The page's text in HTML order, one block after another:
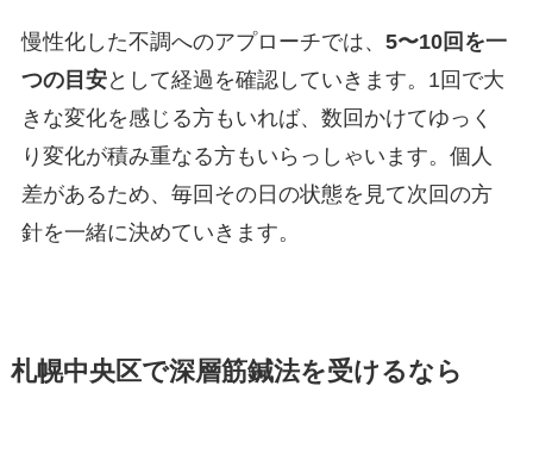
慢性化した不調へのアプローチでは、 5〜10回を一
つの目安として経過を確認していきます。1回で大
きな変化を感じる方もいれば、数回かけてゆっく
り変化が積み重なる方もいらっしゃいます。個人
差があるため、毎回その日の状態を見て次回の方
針を一緒に決めていきます。
札幌中央区で深層筋鍼法を受けるなら